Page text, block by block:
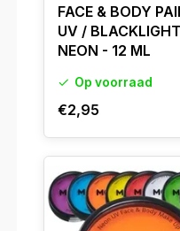
FACE & BODY
UV /
NEON - 12 ML
Op voorraad
€2,95